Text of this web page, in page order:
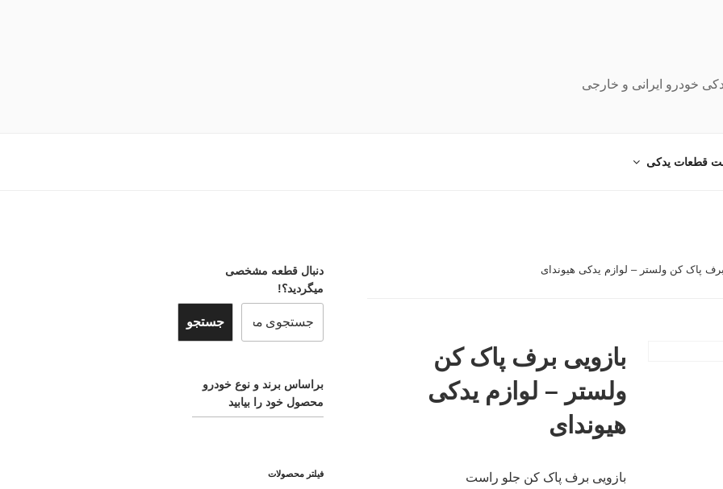
خودرو ایرانی و خارجی
قطعات یدکی
پاک کن ولستر – لوازم یدکی هیوندای
بازویی برف پاک کن
ولستر – لوازم یدکی
هیوندای
بازویی برف پاک کن جلو راست
دنبال قطعه مشخصی
میگردید؟!
جستجو
براساس برند و نوع خودرو
محصول خود را بیابید
فیلتر محصولات